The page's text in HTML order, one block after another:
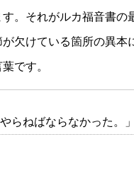
。それがルカ福音書の
欠けている箇所の異本
です。
らねばならなかった。」